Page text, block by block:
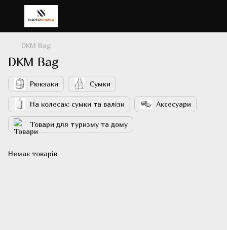
DKM Bag
DKM Bag
Рюкзаки Сумки
На колесах: сумки та валізи Аксесуари
Товари для туризму та дому
Немає товарів